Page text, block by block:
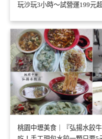
玩沙玩3小時～試營運199元
桃園中壢美食｜『弘揚水餃